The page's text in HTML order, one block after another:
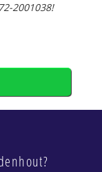
2001038!